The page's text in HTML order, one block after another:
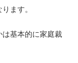
ます。
基本的に家庭裁